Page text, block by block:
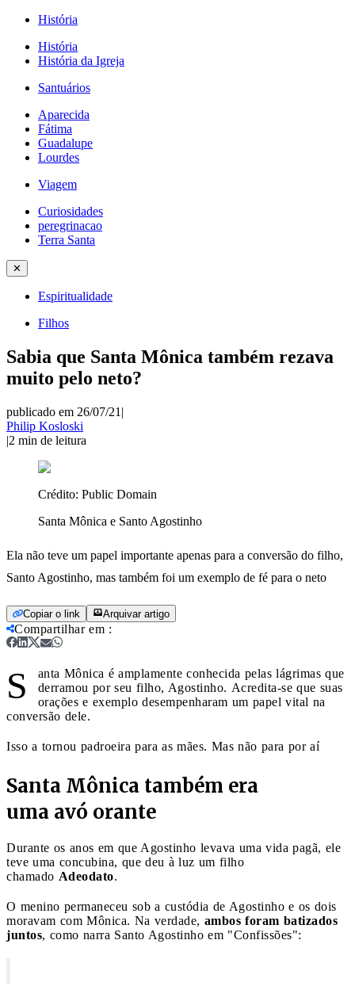
História
História
História da Igreja
Santuários
Aparecida
Fátima
Guadalupe
Lourdes
Viagem
Curiosidades
peregrinacao
Terra Santa
✕
Espiritualidade
Filhos
Sabia que Santa Mônica também rezava
muito pelo neto?
publicado em 26/07/21 |
Philip Kosloski
|2 min de leitura
Crédito: Public Domain
Santa Mônica e Santo Agostinho
Ela não teve um papel importante apenas para a conversão do filho,
Santo Agostinho, mas também foi um exemplo de fé para o neto
Copiar o link Arquivar artigo
Compartilhar em :
S
anta Mônica é amplamente conhecida pelas lágrimas que
derramou por seu filho, Agostinho. Acredita-se que suas
orações e exemplo desempenharam um papel vital na
conversão dele.
Isso a tornou padroeira para as mães. Mas não para por aí
Santa Mônica também era
uma avó orante
Durante os anos em que Agostinho levava uma vida pagã, ele
teve uma concubina, que deu à luz um filho
chamado Adeodato.
O menino permaneceu sob a custódia de Agostinho e os dois
moravam com Mônica. Na verdade, ambos foram batizados
juntos, como narra Santo Agostinho em "Confissões":